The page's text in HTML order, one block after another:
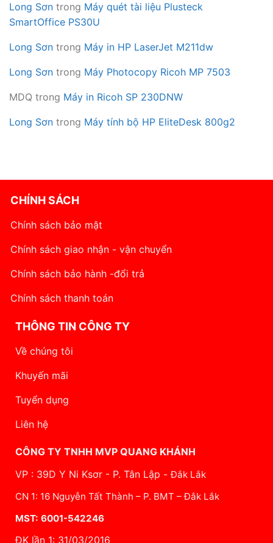
Long Sơn trong Máy quét tài liệu Plusteck
SmartOffice PS30U
Long Sơn trong Máy in HP LaserJet M211dw
Long Sơn trong Máy Photocopy Ricoh MP 7503
MDQ trong Máy in Ricoh SP 230DNW
Long Sơn trong Máy tính bộ HP EliteDesk 800g2
CHÍNH SÁCH
Chính sách bảo mật
Chính sách giao nhận - vận chuyển
Chính sách bảo hành -đổi trả
Chính sách thanh toán
THÔNG TIN CÔNG TY
Về chúng tôi
Khuyến mãi
Tuyển dụng
Liên hệ
CÔNG TY TNHH MVP QUANG KHÁNH
VP : 39D Y Ni Ksơr - P. Tân Lập -Đắk Lắk
CN 1: 16 Nguyễn Tất Thành – P. BMT – Đắk Lắk
MST: 6001-542246
ĐK lần 1: 31/03/2016